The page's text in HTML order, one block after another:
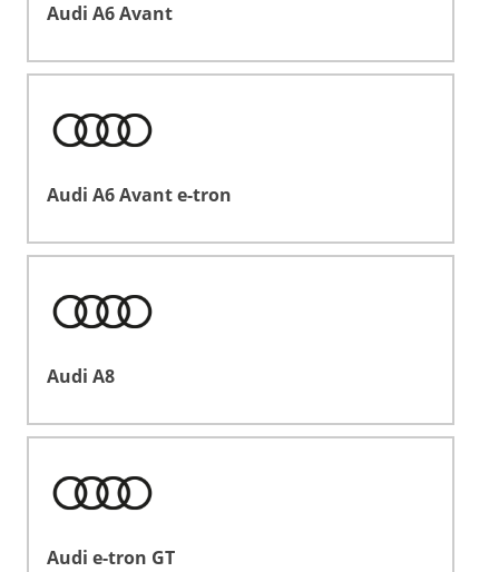
Audi A6 Avant
Audi A6 Avant e-tron
Audi A8
Audi e-tron GT